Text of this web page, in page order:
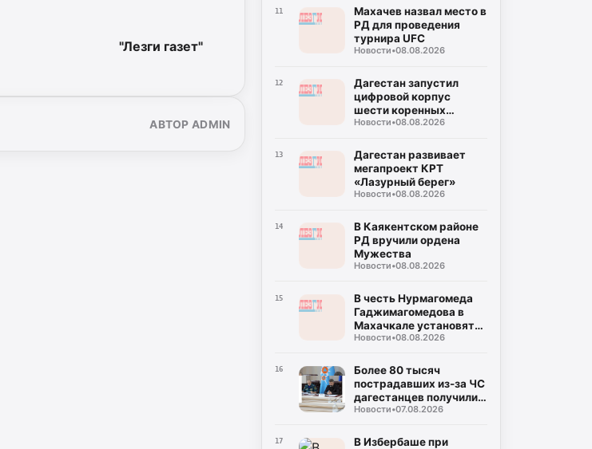
"Лезги газет"
АВТОР ADMIN
11
Махачев назвал место в
РД для проведения
турнира UFC
Новости•08.08.2026
12
Дагестан запустил
цифровой корпус
шести коренных
языков
Новости•08.08.2026
13
Дагестан развивает
мегапроект КРТ
«Лазурный берег»
Новости•08.08.2026
14
В Каякентском районе
РД вручили ордена
Мужества
Новости•08.08.2026
15
В честь Нурмагомеда
Гаджимагомедова в
Махачкале установят
мемориал
Новости•08.08.2026
16
Более 80 тысяч
пострадавших из-за ЧС
дагестанцев получили
выплаты
Новости•07.08.2026
17
В Избербаше при